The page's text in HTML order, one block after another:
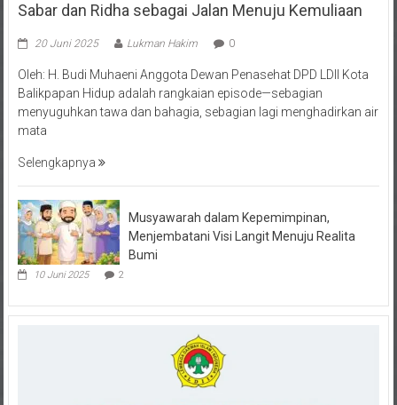
Sabar dan Ridha sebagai Jalan Menuju Kemuliaan
20 Juni 2025 Lukman Hakim 0
Oleh: H. Budi Muhaeni Anggota Dewan Penasehat DPD LDII Kota
Balikpapan Hidup adalah rangkaian episode—sebagian
menyuguhkan tawa dan bahagia, sebagian lagi menghadirkan air
mata
Selengkapnya
Musyawarah dalam Kepemimpinan,
Menjembatani Visi Langit Menuju Realita
Bumi
10 Juni 2025 2